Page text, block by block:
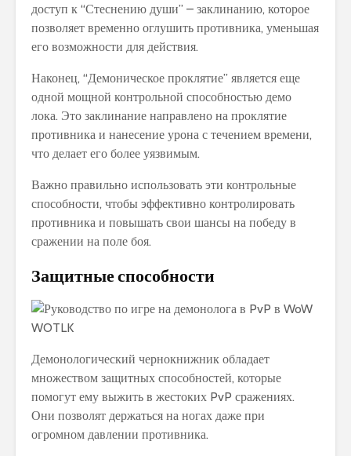
доступ к “Стеснению души” – заклинанию, которое
позволяет временно оглушить противника, уменьшая
его возможности для действия.
Наконец, “Демоническое проклятие” является еще
одной мощной контрольной способностью демо
лока. Это заклинание направлено на проклятие
противника и нанесение урона с течением времени,
что делает его более уязвимым.
Важно правильно использовать эти контрольные
способности, чтобы эффективно контролировать
противника и повышать свои шансы на победу в
сражении на поле боя.
Защитные способности
Демонологический чернокнижник обладает
множеством защитных способностей, которые
помогут ему выжить в жестоких PvP сражениях.
Они позволят держаться на ногах даже при
огромном давлении противника.